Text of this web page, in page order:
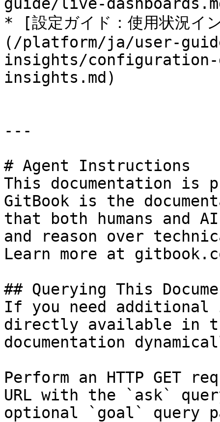
* [設定ガイド：使用状況イ
(/platform/ja/user-
insights/configuration-
insights.md)
---
# Agent Instructions
This documentation is
GitBook is the
that both humans and
and reason over
Learn more at
## Querying This
If you need
directly available in
documentation
Perform an HTTP GET
URL with the `ask`
optional `goal` query